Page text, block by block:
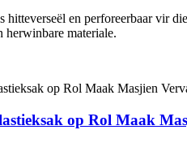
hitteverseël en perforeerbaar vir
materiale.
op Rol Maak